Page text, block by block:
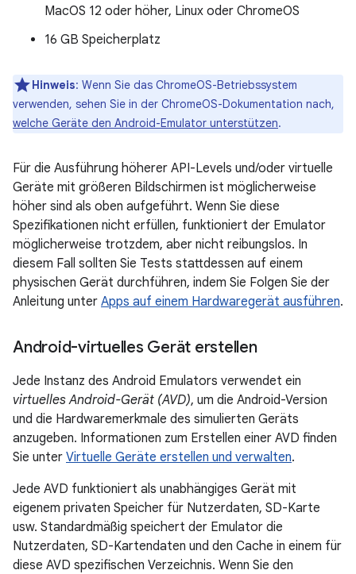
MacOS 12 oder höher, Linux oder ChromeOS
16 GB Speicherplatz
Hinweis: Wenn Sie das ChromeOS-Betriebssystem
verwenden, sehen Sie in der ChromeOS-Dokumentation nach,
welche Geräte den Android-Emulator unterstützen.
Für die Ausführung höherer API-Levels und/oder virtuelle
Geräte mit größeren Bildschirmen ist möglicherweise
höher sind als oben aufgeführt. Wenn Sie diese
Spezifikationen nicht erfüllen, funktioniert der Emulator
möglicherweise trotzdem, aber nicht reibungslos. In
diesem Fall sollten Sie Tests stattdessen auf einem
physischen Gerät durchführen, indem Sie Folgen Sie der
Anleitung unter Apps auf einem Hardwaregerät ausführen.
Android-virtuelles Gerät erstellen
Jede Instanz des Android Emulators verwendet ein
virtuelles Android-Gerät (AVD), um die Android-Version
und die Hardwaremerkmale des simulierten Geräts
anzugeben. Informationen zum Erstellen einer AVD finden
Sie unter Virtuelle Geräte erstellen und verwalten.
Jede AVD funktioniert als unabhängiges Gerät mit
eigenem privaten Speicher für Nutzerdaten, SD-Karte
usw. Standardmäßig speichert der Emulator die
Nutzerdaten, SD-Kartendaten und den Cache in einem für
diese AVD spezifischen Verzeichnis. Wenn Sie den